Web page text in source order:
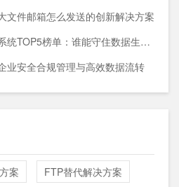
文件邮箱怎么发送的创新解决方案
锂电池行业安全数据交换系统TOP5榜单：谁能守住数据生命线？
业安全合规管理与高效数据流转
案 FTP替代解决方案